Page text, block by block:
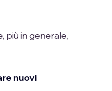
più in generale,
nuovi